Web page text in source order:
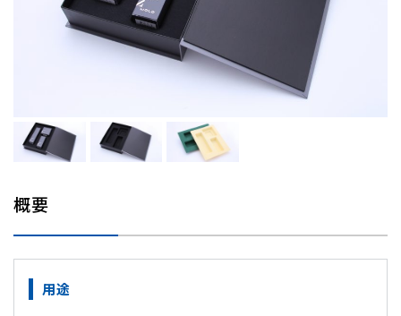
概要
用途